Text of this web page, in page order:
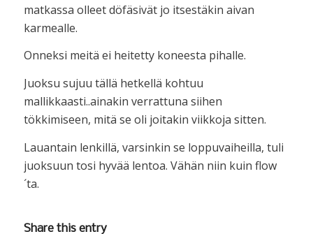
matkassa olleet döfäsivät jo itsestäkin aivan
karmealle.
Onneksi meitä ei heitetty koneesta pihalle.
Juoksu sujuu tällä hetkellä kohtuu
mallikkaasti..ainakin verrattuna siihen
tökkimiseen, mitä se oli joitakin viikkoja sitten.
Lauantain lenkillä, varsinkin se loppuvaiheilla, tuli
juoksuun tosi hyvää lentoa. Vähän niin kuin flow
´ta.
Share this entry